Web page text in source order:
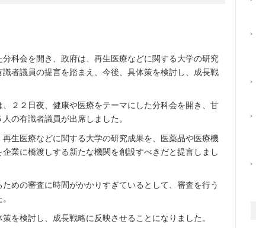
科会を開き、政府は、再生医療などに関する大学の研究
者議員の提言を踏まえ、今後、具体策を検討し、成長戦
２２日夜、健康や医療をテーマにした分科会を開き、甘
の有識者議員が出席しました。
生医療などに関する大学の研究成果を、医薬品や医療機
業に橋渡しする新たな機関を創設すべきだと提言しまし
めの審査に時間がかかりすぎているとして、審査を行う
を検討し、成長戦略に反映させることになりました。